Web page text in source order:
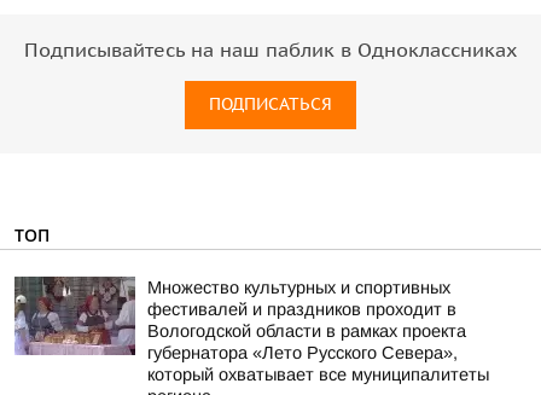
Подписывайтесь на наш паблик в Одноклассниках
ПОДПИСАТЬСЯ
ТОП
Множество культурных и спортивных
фестивалей и праздников проходит в
Вологодской области в рамках проекта
губернатора «Лето Русского Севера»,
который охватывает все муниципалитеты